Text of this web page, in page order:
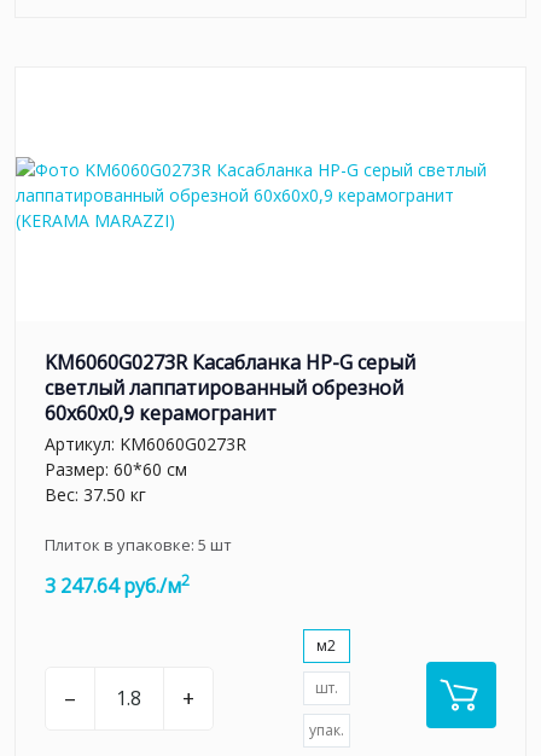
KM6060G0273R Касабланка HP-G серый
светлый лаппатированный обрезной
60x60x0,9 керамогранит
Артикул: KM6060G0273R
Размер: 60*60 см
Вес: 37.50 кг
Плиток в упаковке: 5 шт
3 247.64 руб./м2
– +
м2
шт.
упак.